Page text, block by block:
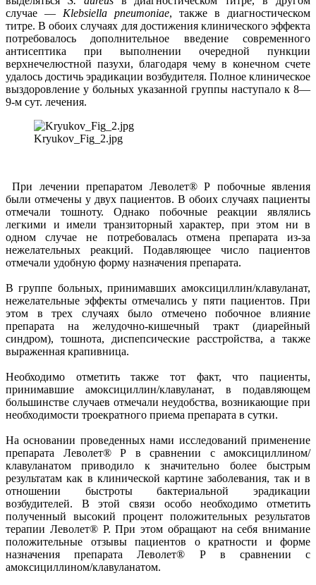
случае — Klebsiella pneumoniae, также в диагностическом
титре. В обоих случаях для достижения клинического эффекта
потребовалось дополнительное введение современного
антисептика при выполнении очередной пункции
верхнечелюстной пазухи, благодаря чему в конечном счете
удалось достичь эрадикации возбудителя. Полное клиническое
выздоровление у больных указанной группы наступало к 8—
9-м сут. лечения.
Kryukov_Fig_2.jpg
При лечении препаратом Леволет® Р побочные явления
были отмечены у двух пациентов. В обоих случаях пациенты
отмечали тошноту. Однако побочные реакции являлись
легкими и имели транзиторный характер, при этом ни в
одном случае не потребовалась отмена препарата из-за
нежелательных реакций. Подавляющее число пациентов
отмечали удобную форму назначения препарата.
В группе больных, принимавших амоксициллин/клавуланат,
нежелательные эффекты отмечались у пяти пациентов. При
этом в трех случаях было отмечено побочное влияние
препарата на желудочно-кишечный тракт (диарейный
синдром), тошнота, диспепсические расстройства, а также
выраженная крапивница.
Необходимо отметить также тот факт, что пациенты,
принимавшие амоксициллин/клавуланат, в подавляющем
большинстве случаев отмечали неудобства, возникающие при
необходимости троекратного приема препарата в сутки.
На основании проведенных нами исследований применение
препарата Леволет® Р в сравнении с амоксициллином/
клавуланатом приводило к значительно более быстрым
результатам как в клинической картине заболевания, так и в
отношении быстроты бактериальной эрадикации
возбудителей. В этой связи особо необходимо отметить
полученный высокий процент положительных результатов
терапии Леволет® Р. При этом обращают на себя внимание
положительные отзывы пациентов о кратности и форме
назначения препарата Леволет® Р в сравнении с
амоксициллином/клавуланатом.